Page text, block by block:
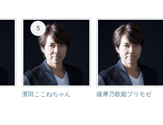
濱田ここねちゃん 薩摩乃歌姫プリモゼ